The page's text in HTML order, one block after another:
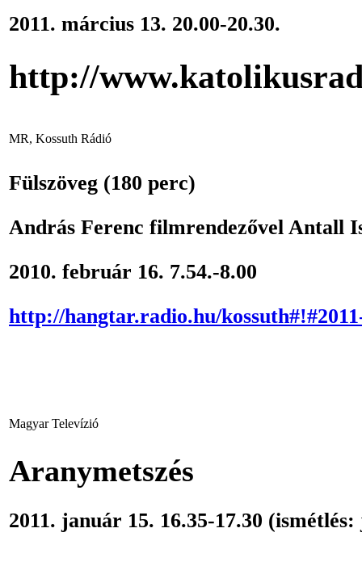
2011. március 13. 20.00-20.30.
http://
MR, Kossuth Rádió
Fülszöveg (180 perc)
András Ferenc filmrendezővel Antall
2010. február 16. 7.54.-8.00
http://hangtar.radio.hu/
Magyar Televízió
Aranymetszés
2011. január 15. 16.35-17.30